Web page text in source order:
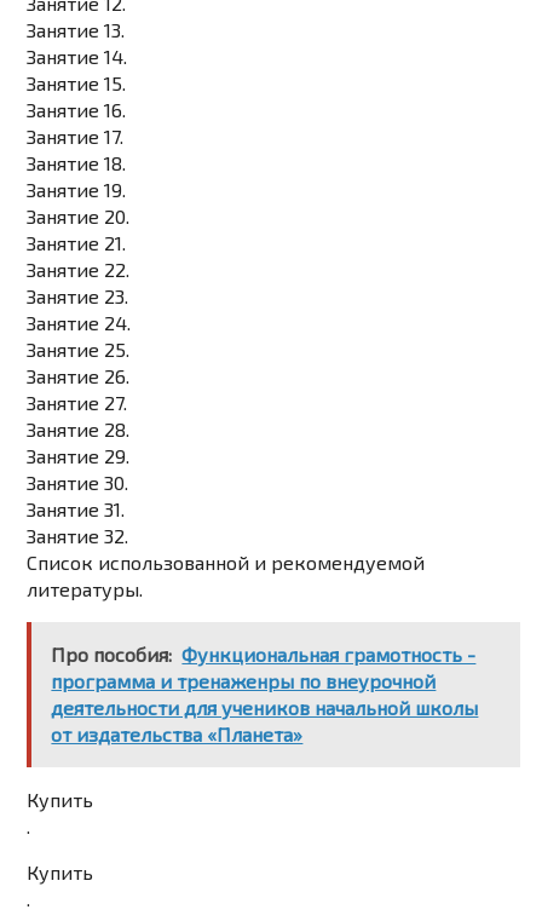
Занятие 13.
Занятие 14.
Занятие 15.
Занятие 16.
Занятие 17.
Занятие 18.
Занятие 19.
Занятие 20.
Занятие 21.
Занятие 22.
Занятие 23.
Занятие 24.
Занятие 25.
Занятие 26.
Занятие 27.
Занятие 28.
Занятие 29.
Занятие 30.
Занятие 31.
Занятие 32.
Список использованной и рекомендуемой
литературы.
Про пособия: Функциональная грамотность -
программа и тренаженры по внеурочной
деятельности для учеников начальной школы
от издательства «Планета»
Купить
.
Купить
.